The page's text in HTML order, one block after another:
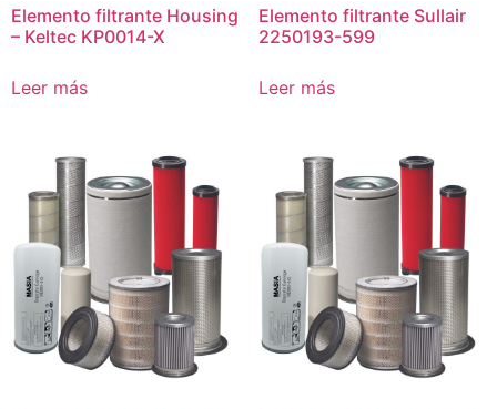
Elemento filtrante Housing
– Keltec KP0014-X
Leer más
Elemento filtrante Sullair
2250193-599
Leer más